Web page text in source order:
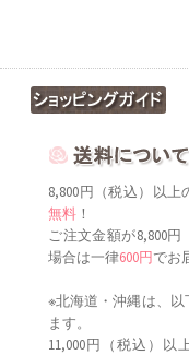
8,800円（税込）以上
無料 ！
ご注文金額が8,800
場合は一律600円でお
※北海道・沖縄は、以
ます。
11,000円（税込）以